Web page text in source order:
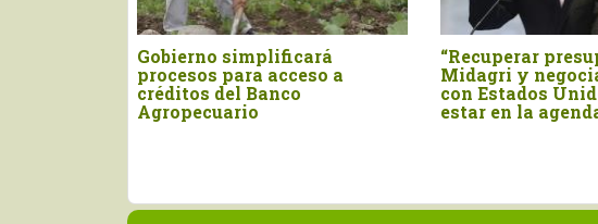
“Recuperar presupuesto del
Midagri y negociar aranceles
con Estados Unidos deben
estar en la agenda del sector”
Gremios empresariales
sorprendidos con anuncio de
subir el sueldo mínimo a S/